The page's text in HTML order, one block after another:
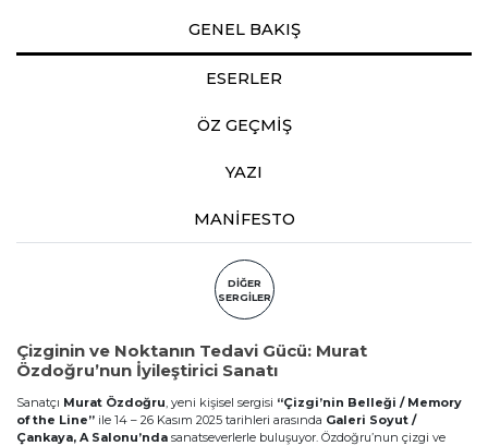
GENEL BAKIŞ
ESERLER
ÖZ GEÇMİŞ
YAZI
MANIFESTO
DİĞER
SERGİLER
Çizginin ve Noktanın Tedavi Gücü: Murat
Özdoğru’nun İyileştirici Sanatı
Sanatçı Murat Özdoğru, yeni kişisel sergisi “Çizgi’nin Belleği / Memory
of the Line” ile 14 – 26 Kasım 2025 tarihleri arasında Galeri Soyut /
Çankaya, A Salonu’nda sanatseverlerle buluşuyor. Özdoğru’nun çizgi ve